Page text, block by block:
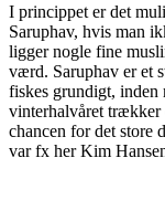
I princippet er det
Saruphav, hvis man
ligger nogle fine
værd. Saruphav er et
fiskes grundigt, inden
vinterhalvåret trækker
chancen for det store
var fx her Kim